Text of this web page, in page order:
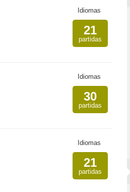
Idiomas
21
partidas
Idiomas
30
partidas
Idiomas
21
partidas